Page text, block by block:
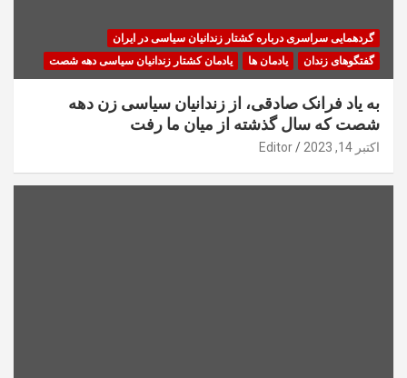
گردهمایی سراسری درباره کشتار زندانیان سیاسی در ایران
گفتگوهای زندان
یادمان ها یادمان کشتار زندانیان سیاسی دهه شصت
به یاد فرانک صادقی، از زندانیان سیاسی زن دهه
شصت که سال گذشته از میان ما رفت
اکتبر 14, 2023 Editor